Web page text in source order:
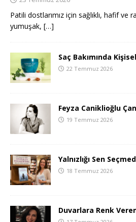
Patili dostlarımız için sağlıklı, hafif ve
yumuşak, […]
Saç Bakımında
22 Temmuz 2026
Feyza Caniklioğlu
19 Temmuz 2026
Yalnızlığı Sen
18 Temmuz 2026
Duvarlara Renk